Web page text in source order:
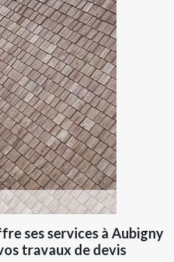
ses services à Aubigny
travaux de devis